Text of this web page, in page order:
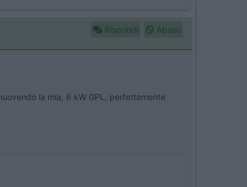
Rispondi Abuso
la mia, 6 kW GPL, perfettamente